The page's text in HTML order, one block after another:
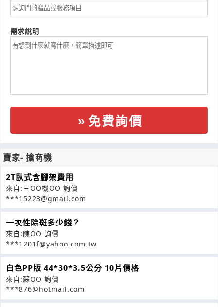
需求說明
免費詢價
賣家- 搶商機
2T臥式含腳架費用
來自:三OO機OO 詢價
***15223@gmail.com
一次性除斑多少錢？
來自:陳OO 詢價
***1201f@yahoo.com.tw
白色PP版 44*30*3.5公分 10片價格
來自:蘇OO 詢價
***876@hotmail.com